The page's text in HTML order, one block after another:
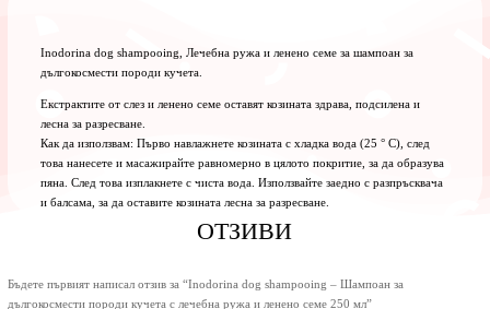
Inodorina dog shampooing, Лечебна ружа и ленено семе за шампоан за
дългокосмести породи кучета.
Екстрактите от слез и ленено семе оставят козината здрава, подсилена и
лесна за разресване.
Как да използвам: Първо навлажнете козината с хладка вода (25 ° C), след
това нанесете и масажирайте равномерно в цялото покритие, за да образува
пяна. След това изплакнете с чиста вода. Използвайте заедно с разпръсквача
и балсама, за да оставите козината лесна за разресване.
ОТЗИВИ
Бъдете първият написал отзив за “Inodorina dog shampooing – Шампоан за
дългокосмести породи кучета с лечебна ружа и ленено семе 250 мл”